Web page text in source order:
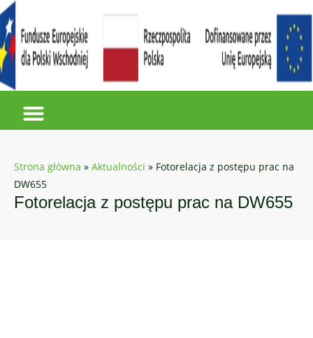
Strona główna » Aktualności » Fotorelacja z postępu prac na
DW655
Fotorelacja z postępu prac na DW655